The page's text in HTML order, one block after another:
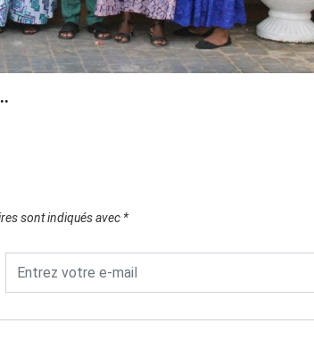
sont indiqués avec *